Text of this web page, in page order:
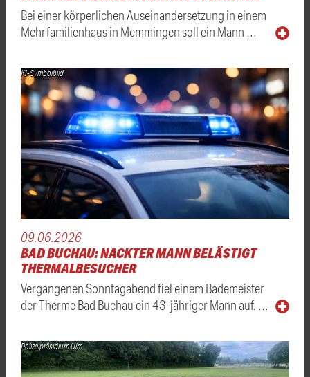
Bei einer körperlichen Auseinandersetzung in einem
Mehrfamilienhaus in Memmingen soll ein Mann …
KI-Symbolbild
09.06.2026
BAD BUCHAU: NACKTER MANN BELÄSTIGT
THERMALBESUCHER
Vergangenen Sonntagabend fiel einem Bademeister
der Therme Bad Buchau ein 43-jähriger Mann auf. …
Polizeipräsidium Ulm